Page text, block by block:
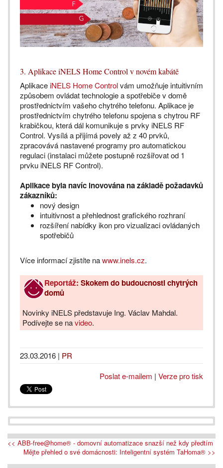
3. Aplikace iNELS Home Control v novém kabátě
Aplikace iNELS Home Controlvám umožňuje intuitivním
způsobem ovládat technologie a spotřebiče v domě
prostřednictvím vašeho chytrého telefonu. Aplikace je
prostřednictvím chytrého telefonu spojena s chytrou RF
krabičkou, která dál komunikuje s prvky iNELS RF
Control. Vysílá a přijímá povely až z 40 prvků,
zpracovává nastavené programy pro automatickou
regulaci (instalaci můžete postupně rozšiřovat od 1
prvku iNELS RF Control).
Aplikace byla navíc inovována na základě požadavků
zákazníků:
nový design
intuitivnost a přehlednost grafického rozhraní
rozšíření nabídky ikon pro vizualizaci ovládaných
spotřebičů
Více informací zjistíte nawww.inels.cz.
Reportáž: Skokem do budoucnosti chytrých
domů
Novinky iNELS představuje Ing. Václav Mahdal.
Podívejte se navideo.
23.03.2016 | PR
Poslat e-mailem | Verze pro tisk
<< ABB-free@home® - domovní automatizace snazší než kdy předtím
Mějte přehled o své domácnosti: Inteligentní systém TaHoma® >>